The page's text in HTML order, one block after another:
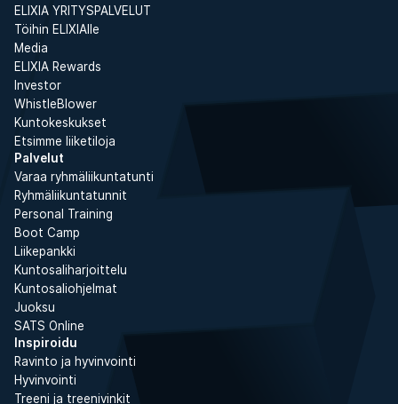
ELIXIA YRITYSPALVELUT
Töihin ELIXIAlle
Media
ELIXIA Rewards
Investor
WhistleBlower
Kuntokeskukset
Etsimme liiketiloja
Palvelut
Varaa ryhmäliikuntatunti
Ryhmäliikuntatunnit
Personal Training
Boot Camp
Liikepankki
Kuntosaliharjoittelu
Kuntosaliohjelmat
Juoksu
SATS Online
Inspiroidu
Ravinto ja hyvinvointi
Hyvinvointi
Treeni ja treenivinkit